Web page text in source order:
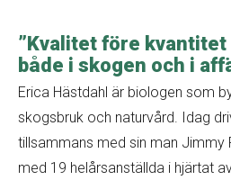
”Kvalitet före
både i skogen och i
Erica Hästdahl är biologen som
skogsbruk och naturvård. Idag
tillsammans med sin man Jimmy
med 19 helårsanställda i hjärtat